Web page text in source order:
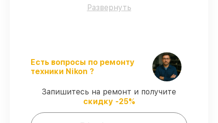
Использование оригинальных
обучение и ежегодную аттестацию, что
подтверждает их уровень мастерства.
Выполнение работ вовремя
–
гарантируем завершение работ без
задержек.
Подтвержденная гарантия
предоставляем официальное
Развернуть
Есть вопросы по ремонту
техники Nikon ?
Запишитесь на ремонт и получите
скидку -25%